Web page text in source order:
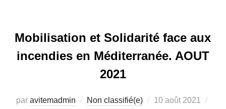
Mobilisation et Solidarité face aux
incendies en Méditerranée. AOUT
2021
par avitemadmin Non classifié(e)
Publié
10 août 2021